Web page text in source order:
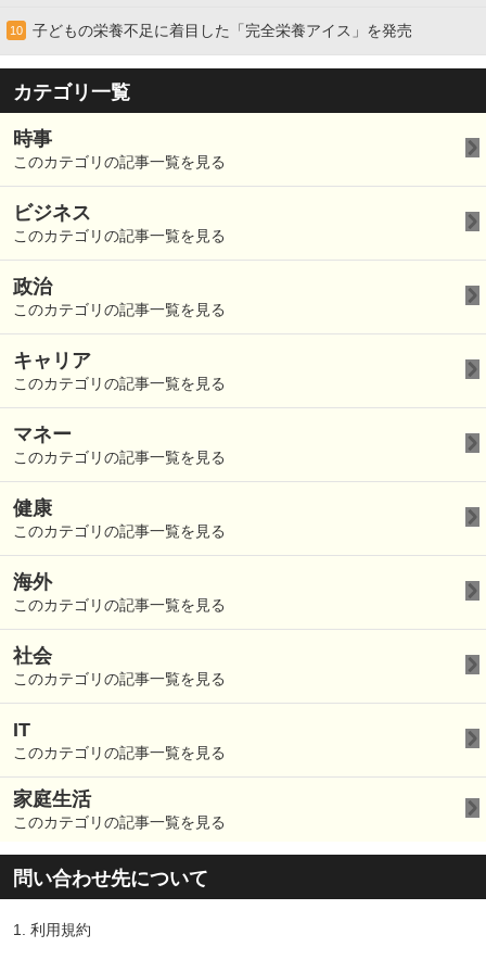
10 子どもの栄養不足に着目した「完全栄養アイス」を発売
カテゴリ一覧
時事
このカテゴリの記事一覧を見る
ビジネス
このカテゴリの記事一覧を見る
政治
このカテゴリの記事一覧を見る
キャリア
このカテゴリの記事一覧を見る
マネー
このカテゴリの記事一覧を見る
健康
このカテゴリの記事一覧を見る
海外
このカテゴリの記事一覧を見る
社会
このカテゴリの記事一覧を見る
IT
このカテゴリの記事一覧を見る
家庭生活
このカテゴリの記事一覧を見る
問い合わせ先について
1. 利用規約